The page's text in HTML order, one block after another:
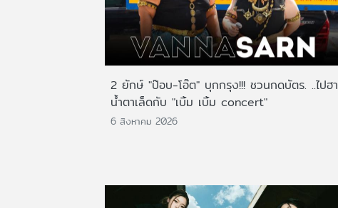
2 ยักษ์ "ป๊อบ-โอ๊ต" บุกกรุง!!! ชวนกดบัตร. ..ไปฮา
น้ำตาเล็ดกับ "เบิ้ม เบิ้ม concert"
6 สิงหาคม 2026